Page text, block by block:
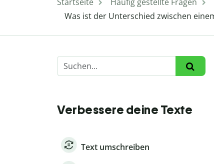
Was ist der Unterschied zwischen
Verbessere deine Texte
Text umschreiben